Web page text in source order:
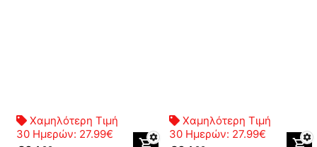
Χαμηλότερη Τιμή
30 Ημερών: 27.99€
Χαμηλότερη Τιμή
30 Ημερών: 27.99€